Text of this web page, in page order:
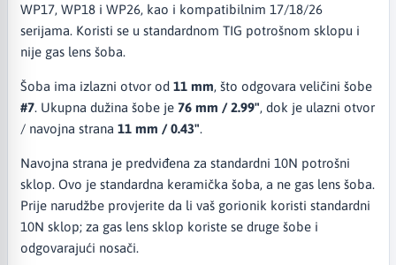
WP17, WP18 i WP26, kao i kompatibilnim 17/18/26
serijama. Koristi se u standardnom TIG potrošnom sklopu i
nije gas lens šoba.
Šoba ima izlazni otvor od 11 mm, što odgovara veličini šobe
#7. Ukupna dužina šobe je 76 mm / 2.99", dok je ulazni otvor
/ navojna strana 11 mm / 0.43".
Navojna strana je predviđena za standardni 10N potrošni
sklop. Ovo je standardna keramička šoba, a ne gas lens šoba.
Prije narudžbe provjerite da li vaš gorionik koristi standardni
10N sklop; za gas lens sklop koriste se druge šobe i
odgovarajući nosači.